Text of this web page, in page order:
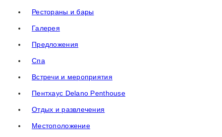
Рестораны и бары
Галерея
Предложения
Спа
Встречи и мероприятия
Пентхаус Delano Penthouse
Отдых и развлечения
Местоположение